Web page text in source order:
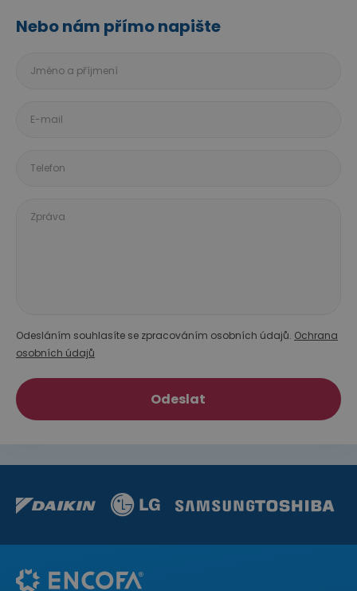
Nebo nám přímo napište
Jméno
Zpráva
Odesláním souhlasíte se zpracováním osobních údajů. Ochrana
osobních údajů
Odeslat